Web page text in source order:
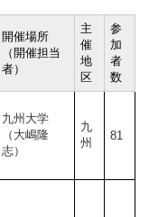
開催場所
（開催担当
者）
主
催
地
区
参
加
者
数
九州大学
（大嶋隆
志）
九
州
81